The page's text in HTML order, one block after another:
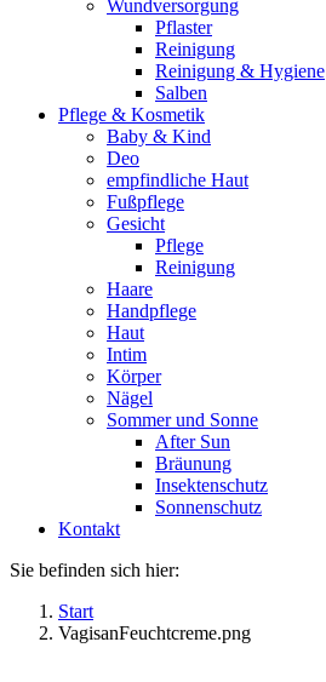
Wundversorgung
Pflaster
Reinigung
Reinigung & Hygiene
Salben
Pflege & Kosmetik
Baby & Kind
Deo
empfindliche Haut
Fußpflege
Gesicht
Pflege
Reinigung
Haare
Handpflege
Haut
Intim
Körper
Nägel
Sommer und Sonne
After Sun
Bräunung
Insektenschutz
Sonnenschutz
Kontakt
Sie befinden sich hier:
Start
VagisanFeuchtcreme.png